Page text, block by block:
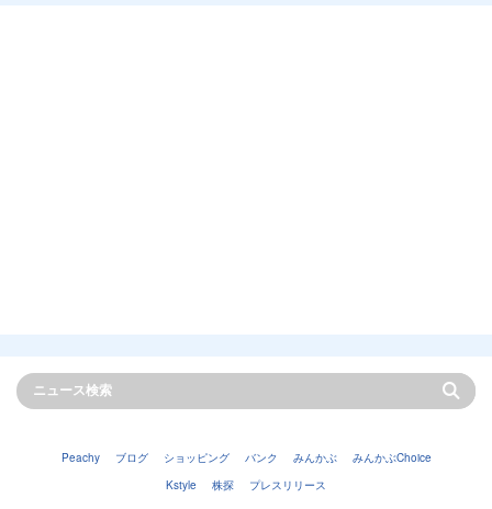
Peachy ブログ ショッピング バンク みんかぶ
みんかぶChoice
Kstyle
株探 プレスリリース